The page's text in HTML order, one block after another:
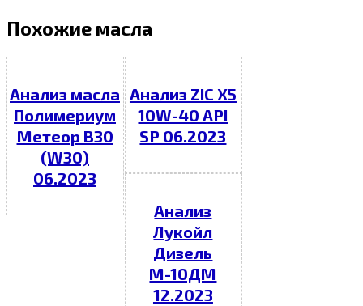
Похожие масла
Анализ масла
Полимериум
Метеор В30
(W30)
06.2023
Анализ ZIC X5
10W-40 API
SP 06.2023
Анализ
Лукойл
Дизель
М-10ДМ
12.2023